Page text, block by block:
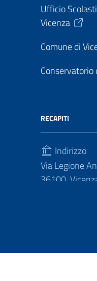
Ufficio
Vicenza
Comune di
Conservatorio
RECAPITI
Indirizzo
Via Legione
36100,